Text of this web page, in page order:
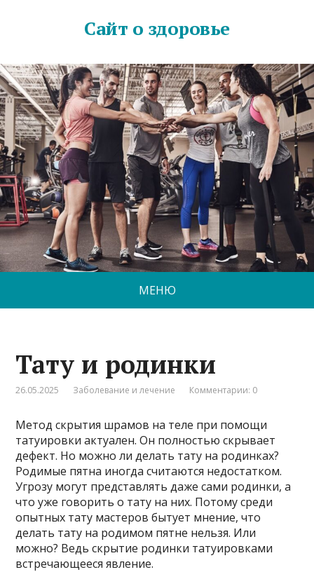
Сайт о здоровье
МЕНЮ
Тату и родинки
26.05.2025 Заболевание и лечение Комментарии: 0
Метод скрытия шрамов на теле при помощи
татуировки актуален. Он полностью скрывает
дефект. Но можно ли делать тату на родинках?
Родимые пятна иногда считаются недостатком.
Угрозу могут представлять даже сами родинки, а
что уже говорить о тату на них. Потому среди
опытных тату мастеров бытует мнение, что
делать тату на родимом пятне нельзя. Или
можно? Ведь скрытие родинки татуировками
встречающееся явление.